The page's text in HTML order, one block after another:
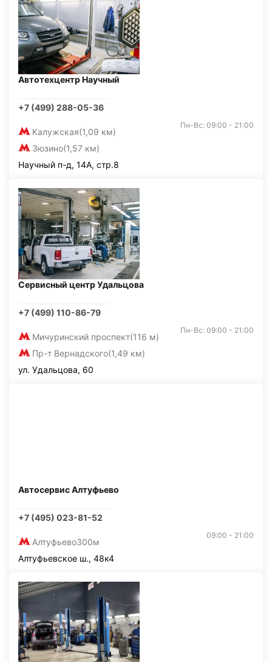
Автотехцентр Научный
+7 (499) 288-05-36
Калужская(1,09 км)
Зюзино(1,57 км)
Пн-Вс: 09:00 - 21:00
Научный п-д, 14А, стр.8
Сервисный центр Удальцова
+7 (499) 110-86-79
Мичуринский проспект(116 м)
Пр-т Вернадского(1,49 км)
Пн-Вс: 09:00 - 21:00
ул. Удальцова, 60
Автосервис Алтуфьево
+7 (495) 023-81-52
Алтуфьево300м
09:00 - 21:00
Алтуфьевское ш., 48к4